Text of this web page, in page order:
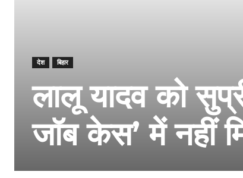
देश बिहार
लालू यादव को
जॉब केस’ में नहीं